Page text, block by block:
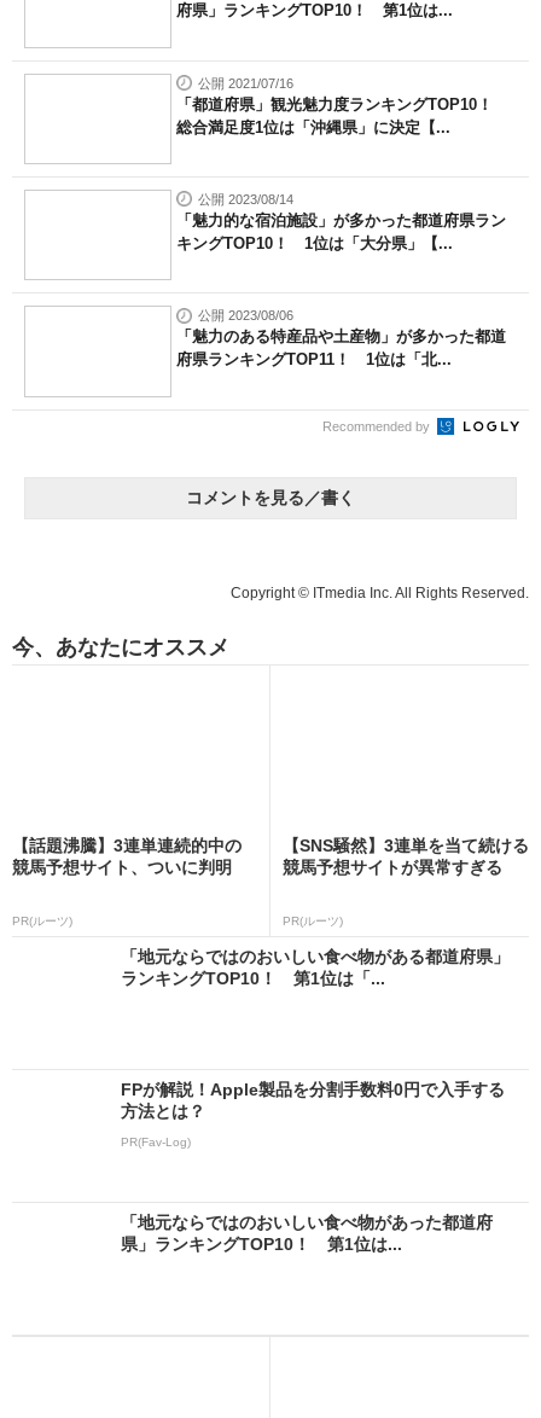
府県」ランキングTOP10！ 第1位は...
公開 2021/07/16
「都道府県」観光魅力度ランキングTOP10！
総合満足度1位は「沖縄県」に決定【...
公開 2023/08/14
「魅力的な宿泊施設」が多かった都道府県ラン
キングTOP10！ 1位は「大分県」【...
公開 2023/08/06
「魅力のある特産品や土産物」が多かった都道
府県ランキングTOP11！ 1位は「北...
Recommended by
コメントを見る／書く
Copyright © ITmedia Inc. All Rights Reserved.
今、あなたにオススメ
【話題沸騰】3連単連続的中の
競馬予想サイト、ついに判明
PR(ルーツ)
【SNS騒然】3連単を当て続ける
競馬予想サイトが異常すぎる
PR(ルーツ)
「地元ならではのおいしい食べ物がある都道府県」
ランキングTOP10！ 第1位は「...
FPが解説！Apple製品を分割手数料0円で入手する
方法とは？
PR(Fav-Log)
「地元ならではのおいしい食べ物があった都道府
県」ランキングTOP10！ 第1位は...